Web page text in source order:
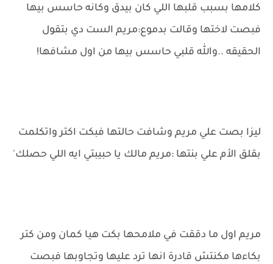
كلامها بسبب قلبها اللي كان بيدق وكانه حاسس بيها
فبصت لاختها وقالت بدموع:مريم الست دي بتقول
الحقيقه ..والله قلبي حاسس بيها من اول مشافها!
ليزا بصت علي مريم وشافت حالتها فبكت اكتر واتكلمت
بقلق الأم علي بنتها :مريم مالك يا حبيبتي ايه اللي حصلك'
مريم اول ما دققت في ملامحها بكت هيا كمان ومن كتر
بكاءها مكنتش قادرة انها ترد عليها وتجاوبها فبصت